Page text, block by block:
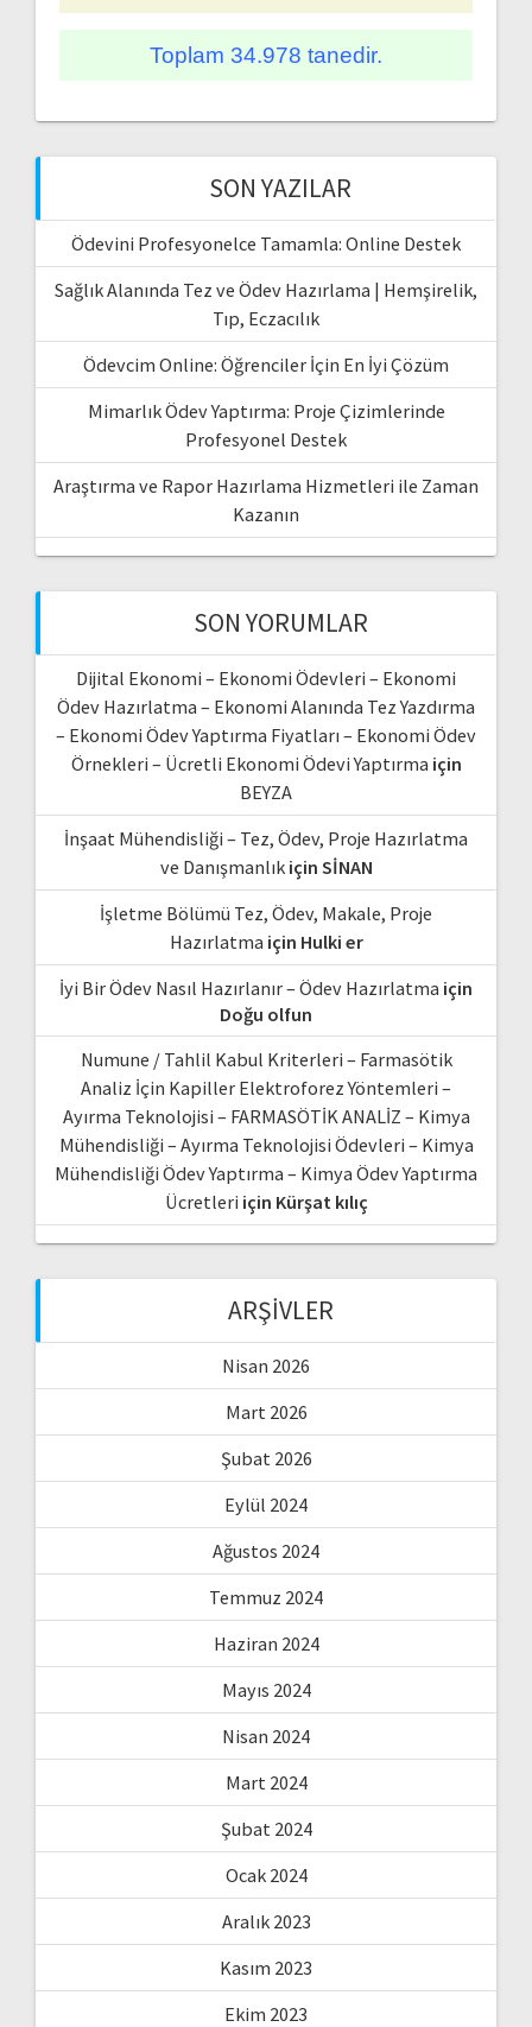
Toplam 34.978 tanedir.
SON YAZILAR
Ödevini Profesyonelce Tamamla: Online Destek
Sağlık Alanında Tez ve Ödev Hazırlama | Hemşirelik,
Tıp, Eczacılık
Ödevcim Online: Öğrenciler İçin En İyi Çözüm
Mimarlık Ödev Yaptırma: Proje Çizimlerinde
Profesyonel Destek
Araştırma ve Rapor Hazırlama Hizmetleri ile Zaman
Kazanın
SON YORUMLAR
Dijital Ekonomi – Ekonomi Ödevleri – Ekonomi
Ödev Hazırlatma – Ekonomi Alanında Tez Yazdırma
– Ekonomi Ödev Yaptırma Fiyatları – Ekonomi Ödev
Örnekleri – Ücretli Ekonomi Ödevi Yaptırma için
BEYZA
İnşaat Mühendisliği – Tez, Ödev, Proje Hazırlatma
ve Danışmanlıkiçin SİNAN
İşletme Bölümü Tez, Ödev, Makale, Proje
Hazırlatma için Hulki er
İyi Bir Ödev Nasıl Hazırlanır – Ödev Hazırlatma için
Doğu olfun
Numune / Tahlil Kabul Kriterleri – Farmasötik
Analiz İçin Kapiller Elektroforez Yöntemleri –
Ayırma Teknolojisi – FARMASÖTİK ANALİZ – Kimya
Mühendisliği – Ayırma Teknolojisi Ödevleri – Kimya
Mühendisliği Ödev Yaptırma – Kimya Ödev Yaptırma
Ücretleri için Kürşat kılıç
ARŞIVLER
Nisan 2026
Mart 2026
Şubat 2026
Eylül 2024
Ağustos 2024
Temmuz 2024
Haziran 2024
Mayıs 2024
Nisan 2024
Mart 2024
Şubat 2024
Ocak 2024
Aralık 2023
Kasım 2023
Ekim 2023